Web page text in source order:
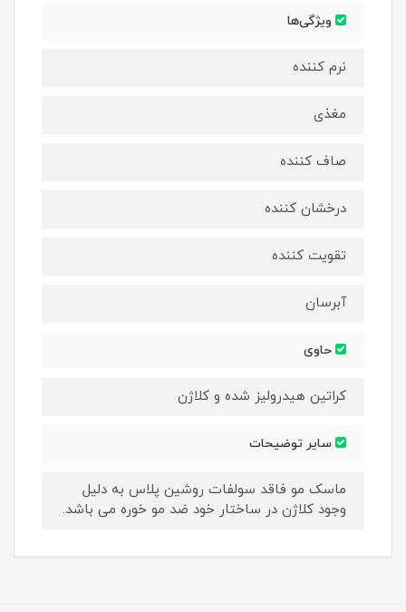
ویژگی‌ها
نرم کننده
مغذی
صاف کننده
درخشان کننده
تقویت کننده
آبرسان
حاوی
کراتین هیدرولیز شده و کلاژن
سایر توضیحات
ماسک مو فاقد سولفات روشین پلاس به دلیل
وجود کلاژن در ساختار خود ضد مو خوره می باشد.